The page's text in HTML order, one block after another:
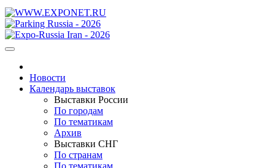
Новости
Календарь выставок
Выставки России
По городам
По тематикам
Архив
Выставки СНГ
По странам
По тематикам